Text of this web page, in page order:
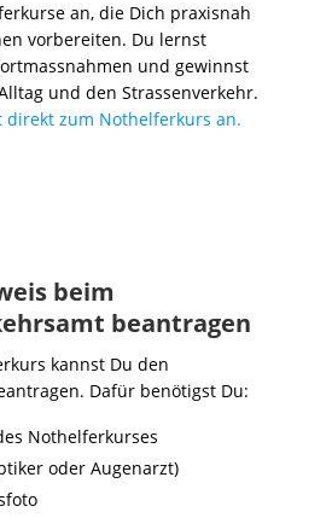
an, die Dich praxisnah
vorbereiten. Du lernst
und gewinnst
und den Strassenverkehr.
direkt zum Nothelferkurs an.
beim
beantragen
kannst Du den
Dafür benötigst Du:
Nothelferkurses
oder Augenarzt)